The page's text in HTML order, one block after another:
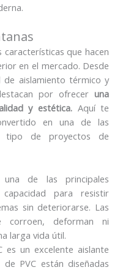
que hacen
en el mercado. Desde
de aislamiento térmico y
por ofreceruna
y estética.Aquí te
en una de las
tipo de proyectos de
de las principales
para resistir
sin deteriorarse. Las
corroen, deforman ni
larga vida útil.
es un excelente aislante
PVC están diseñadas